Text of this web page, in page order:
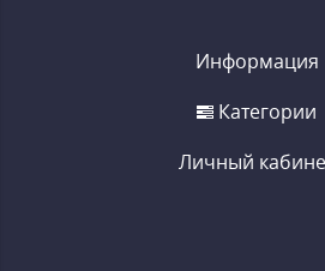
Информация
Категории
Личный